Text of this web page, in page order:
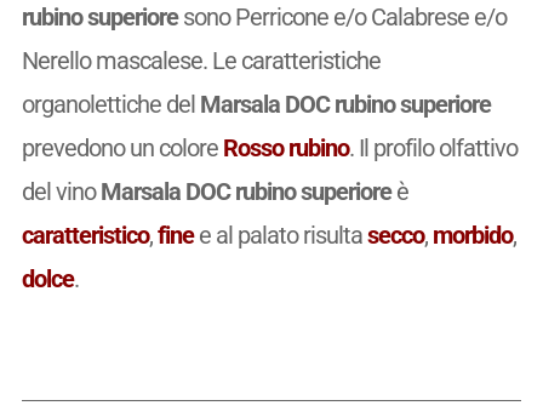
rubino superioresono Perricone e/o Calabrese e/o
Nerello mascalese. Le caratteristiche
organolettiche delMarsala DOC rubino superiore
prevedono un colore Rosso rubino. Il profilo olfattivo
del vinoMarsala DOC rubino superioreè
caratteristico,finee al palato risultasecco, morbido,
dolce.